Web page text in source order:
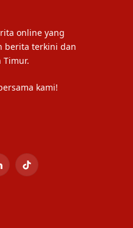
online yang
berita terkini dan
Timur.
kami!
TikTok